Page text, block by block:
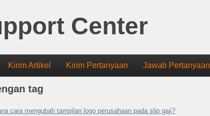
Center
Kirim Artikel Kirim Pertanyaan Jawab Pertanyaan
tag
cara mengubah tampilan logo perusahaan pada slip gaji?